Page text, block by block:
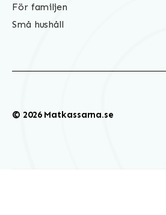
För familjen
Små hushåll
© 2026 Matkassarna.se